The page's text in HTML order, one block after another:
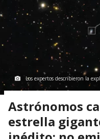
Los expertos describieron la
Astrónomos
estrella